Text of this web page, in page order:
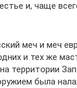
и, чаще
меч и меч
и тех же
территории
была